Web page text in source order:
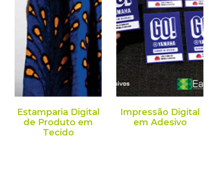
Estamparia Digital
de Produto em
Tecido
Impressão Digital
em Adesivo